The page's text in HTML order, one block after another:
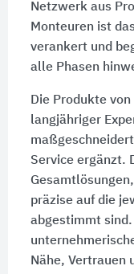
Netzwerk aus
Monteuren ist
verankert und
alle Phasen
Die Produkte
langjähriger
Service ergänzt.
präzise auf die
abgestimmt
Nähe, Vertrauen